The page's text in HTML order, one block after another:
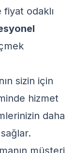
odaklı
sizin için
hizmet
daha
müşteri